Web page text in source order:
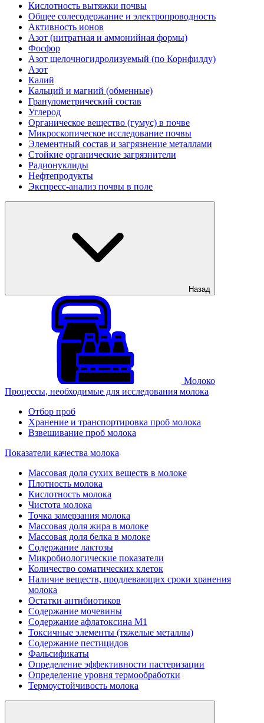
Кислотность вытяжки почвы
Общее солесодержание и электропроводность
Активность ионов
Азот (нитратная и аммонийная формы)
Фосфор
Азот щелочногидролизуемый (по Корнфилду)
Азот
Калий
Кальций и магний (обменные)
Гранулометрический состав
Углерод
Органическое вещество (гумус) в почве
Микроскопическое исследование почвы
Элементный состав и загрязнение металлами
Стойкие органические загрязнители
Радионуклиды
Нефтепродукты
Экспресс-анализ почвы в поле
Назад
Молоко
Процессы, необходимые для исследования молока
Отбор проб
Хранение и транспортировка проб молока
Взвешивание проб молока
Показатели качества молока
Массовая доля сухих веществ в молоке
Плотность молока
Кислотность молока
Чистота молока
Точка замерзания молока
Массовая доля жира в молоке
Массовая доля белка в молоке
Содержание лактозы
Микробиологические показатели
Количество соматических клеток
Наличие веществ, продлевающих сроки хранения
молока
Остатки антибиотиков
Содержание мочевины
Содержание афлатоксина М1
Токсичные элементы (тяжелые металлы)
Содержание пестицидов
Фальсификаты
Определение эффективности пастеризации
Определение уровня термообработки
Термоустойчивость молока